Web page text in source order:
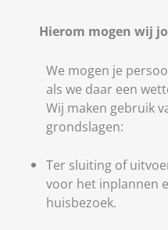
Hierom mogen wij
We mogen je
als we daar een
Wij maken gebruik
grondslagen:
Ter sluiting of
voor het inplannen
huisbezoek.